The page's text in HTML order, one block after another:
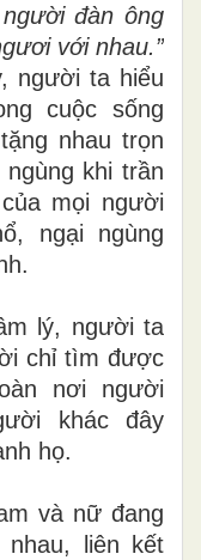
đàn ông
ươi với nhau.”
người ta hiểu
cuộc sống
tặng nhau trọn
ngùng khi trần
mọi người
ngại ngùng
lý, người ta
chỉ tìm được
nơi người
khác đây
họ.
và nữ đang
liên kết